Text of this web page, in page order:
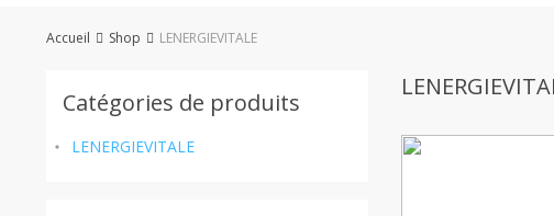
Accueil Shop LENERGIEVITALE
Catégories de produits
LENERGIEVITALE